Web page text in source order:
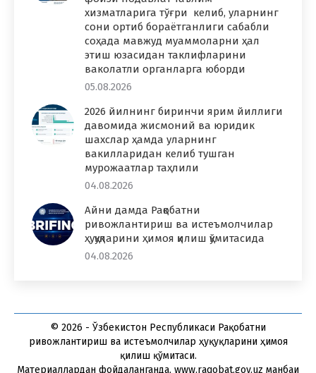
хизматларига тўғри келиб, уларнинг
сони ортиб бораётганлиги сабабли
соҳада мавжуд муаммоларни ҳал
этиш юзасидан таклифларини
ваколатли органларга юборди
05.08.2026
2026 йилнинг биринчи ярим йиллиги
давомида жисмоний ва юридик
шахслар ҳамда уларнинг
вакилларидан келиб тушган
мурожаатлар таҳлили
04.08.2026
Айни дамда Рақобатни
ривожлантириш ва истеъмолчилар
ҳуқуқларини ҳимоя қилиш қўмитасида
04.08.2026
© 2026 - Ўзбекистон Республикаси Рақобатни
ривожлантириш ва истеъмолчилар ҳуқуқларини ҳимоя
қилиш қўмитаси.
Материаллардан фойдаланганда, www.raqobat.gov.uz манбаи